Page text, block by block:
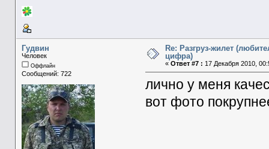
Гудвин
Человек
Оффлайн
Сообщений: 722
Re: Разгруз-жилет
цифра)
« Ответ #7 : 17 Декабря 2010,
лично у меня
вот фото